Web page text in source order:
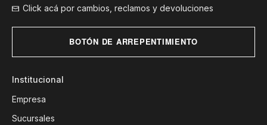
Institucional
Empresa
Sucursales
Click acá por cambios, reclamos y devoluciones
BOTÓN DE ARREPENTIMIENTO